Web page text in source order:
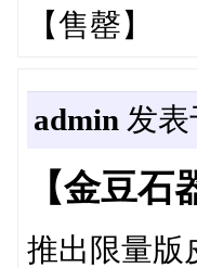
【售罄】
admin 发表
【金豆
推出限量版